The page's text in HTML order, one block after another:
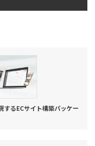
するECサイト構築パッケー